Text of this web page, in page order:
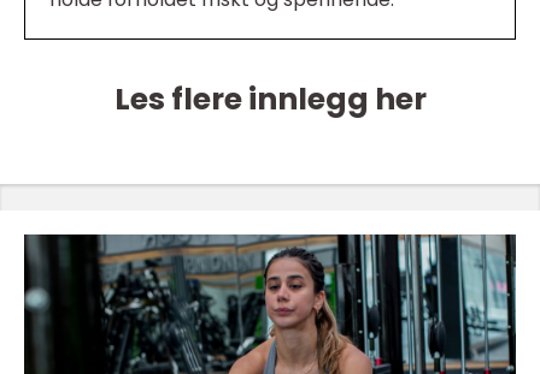
Les flere innlegg her